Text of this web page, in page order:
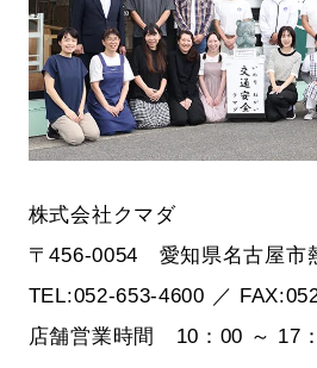
株式会社クマダ
〒456-0054 愛知県名古屋市
TEL:052-653-4600 ／
店舗営業時間 10：00 ～ 17